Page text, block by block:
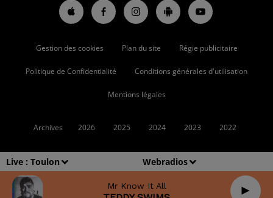
Live : Toulon Webradios
Mr Know It All
Gestion des cookies Plan du site Régie publicitaire
Politique de Confidentialité Conditions générales d'utilisation
Mentions légales
Archives 2026 2025 2024 2023 2022